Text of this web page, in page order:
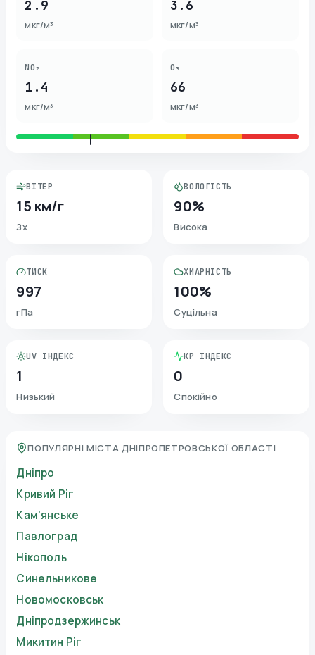
2.9
мкг/м³
3.6
мкг/м³
NO₂
1.4
мкг/м³
O₃
66
мкг/м³
ВІТЕР
15 км/г
Зх
ВОЛОГІСТЬ
90%
Висока
ТИСК
997
гПа
ХМАРНІСТЬ
100%
Суцільна
UV ІНДЕКС
1
Низький
KP ІНДЕКС
0
Спокійно
ПОПУЛЯРНІ МІСТА ДНІПРОПЕТРОВСЬКОЇ ОБЛАСТІ
Дніпро
Кривий Ріг
Кам'янське
Павлоград
Нікополь
Синельникове
Новомосковськ
Дніпродзержинськ
Микитин Ріг